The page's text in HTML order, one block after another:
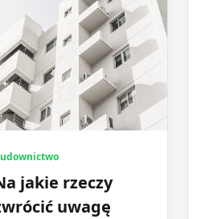
jakie rzeczy
uwagę